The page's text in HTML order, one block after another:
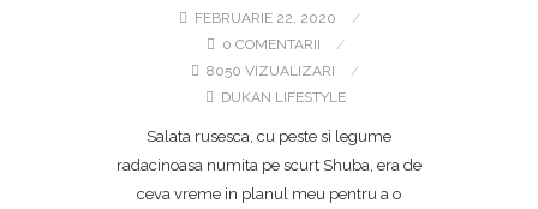
FEBRUARIE 22, 2020
0 COMENTARII
8050 VIZUALIZARI
DUKAN LIFESTYLE
Salata rusesca, cu peste si legume
radacinoasa numita pe scurt Shuba, era de
ceva vreme in planul meu pentru a o